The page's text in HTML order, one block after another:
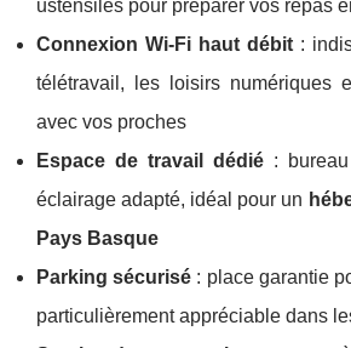
ustensiles pour préparer vos repas
Connexion Wi-Fi haut débit :
télétravail, les loisirs numériques
avec vos proches
Espace de travail dédié: bureau
éclairage adapté, idéal pour un
Pays Basque
Parking sécurisé : place garantie
particulièrement appréciable dans